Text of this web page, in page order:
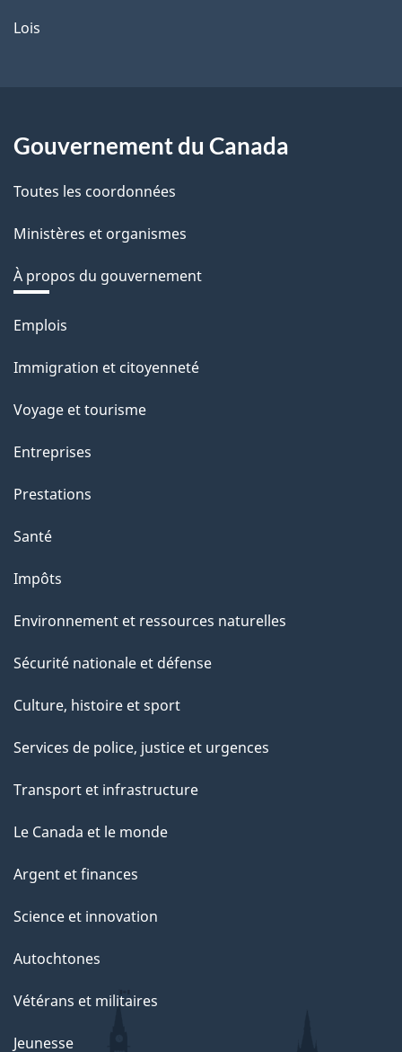
Lois
Gouvernement du Canada
Toutes les coordonnées
Ministères et organismes
À propos du gouvernement
Thèmes
sujets
Emplois
Immigration et citoyenneté
Voyage et tourisme
Entreprises
Prestations
Santé
Impôts
Environnement et ressources naturelles
Sécurité nationale et défense
Culture, histoire et sport
Services de police, justice et urgences
Transport et infrastructure
Le Canada et le monde
Argent et finances
Science et innovation
Autochtones
Vétérans et militaires
Jeunesse